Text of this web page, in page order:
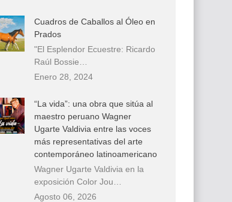
Cuadros de Caballos al Óleo en
Prados
"El Esplendor Ecuestre: Ricardo
Raúl Bossie…
Enero 28, 2024
“La vida”: una obra que sitúa al
maestro peruano Wagner
Ugarte Valdivia entre las voces
más representativas del arte
contemporáneo latinoamericano
Wagner Ugarte Valdivia en la
exposición Color Jou…
Agosto 06, 2026